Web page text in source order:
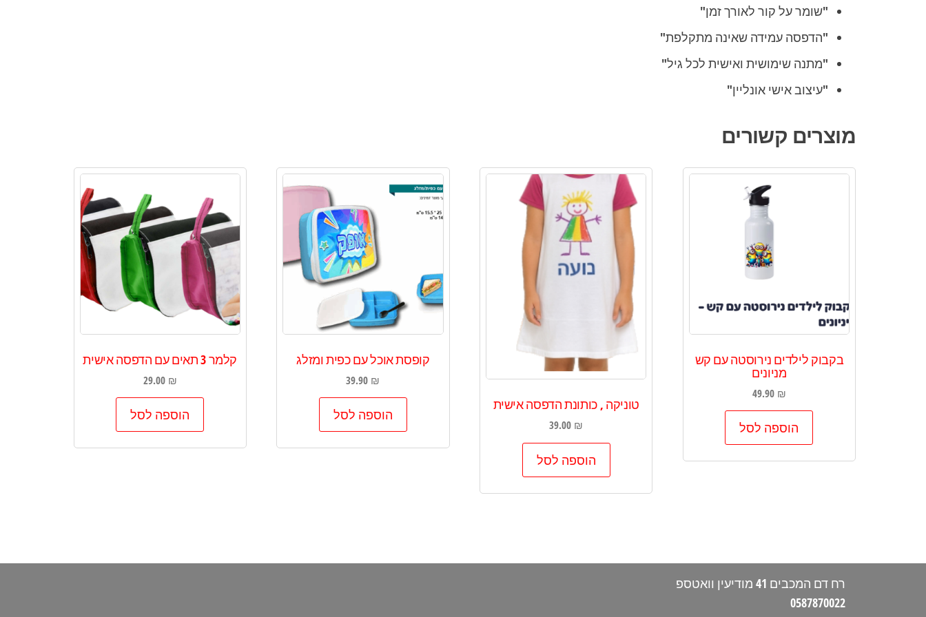
"שומר על קור לאורך זמן"
"הדפסה עמידה שאינה מתקלפת"
"מתנה שימושית ואישית לכל גיל"
"עיצוב אישי אונליין"
מוצרים קשורים
בקבוק לילדים נירוסטה עם קש
מניונים
49.90 ₪
הוספה לסל
טוניקה , כותונת הדפסה אישית
39.00 ₪
הוספה לסל
קופסת אוכל עם כפית ומזלג
39.90 ₪
הוספה לסל
קלמר 3 תאים עם הדפסה אישית
29.00 ₪
הוספה לסל
רח דם המכבים 41 מודיעין וואטספ
0587870022